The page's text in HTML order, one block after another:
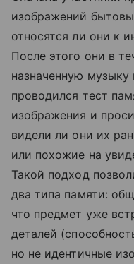
изображений
относятся ли они к
После этого они в
назначенную
проводился тест
изображения и
видели ли они их
или похожие на
Такой подход
два типа памяти:
что предмет уже
деталей
но не идентичные